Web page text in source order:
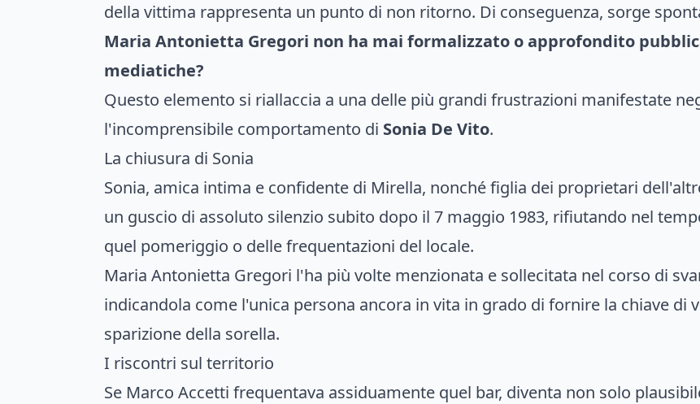
della vittima rappresenta un punto di non ritorno. Di conseguenza, sorge
Maria Antonietta Gregori non ha mai formalizzato o approfondito
mediatiche?
Questo elemento si riallaccia a una delle più grandi frustrazioni manifestate
l'incomprensibile comportamento di Sonia De Vito.
La chiusura di Sonia
Sonia, amica intima e confidente di Mirella, nonché figlia dei proprietari
un guscio di assoluto silenzio subito dopo il 7 maggio 1983, rifiutando nel
quel pomeriggio o delle frequentazioni del locale.
Maria Antonietta Gregori l'ha più volte menzionata e sollecitata nel corso di
indicandola come l'unica persona ancora in vita in grado di fornire la chiave di
sparizione della sorella.
I riscontri sul territorio
Se Marco Accetti frequentava assiduamente quel bar, diventa non solo